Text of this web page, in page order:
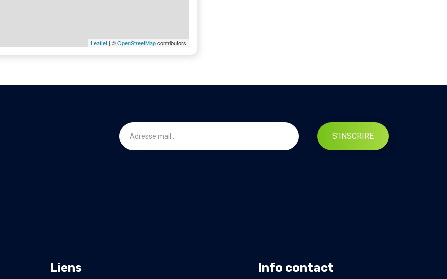
Leaflet | ©OpenStreetMapcontributors
S'INSCRIRE
Liens Info contact